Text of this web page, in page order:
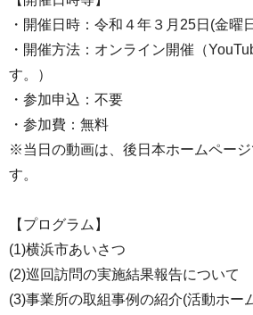
・開催日時：令和４年３月25日(金曜
・開催方法：オンライン開催（
す。）
・参加申込：不要
・参加費：無料
※当日の動画は、後日本ホームペー
す。
【プログラム】
(1)横浜市あいさつ
(2)巡回訪問の実施結果報告について
(3)事業所の取組事例の紹介(活動ホー